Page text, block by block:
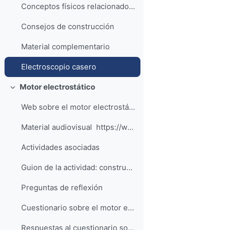
Conceptos físicos relacionados con la actividad
Consejos de construcción
Material complementario
Electroscopio casero
Colapsar
Motor electrostático
Web sobre el motor electrostático.
Material audiovisual https://www.youtube.co...
Actividades asociadas
Guion de la actividad: construye tu propio motor electrostático
Preguntas de reflexión
Cuestionario sobre el motor electrostático
Respuestas al cuestionario sobre el motor electrostático